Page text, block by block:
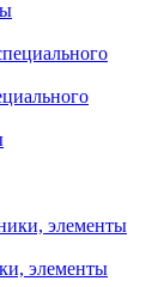
элементы